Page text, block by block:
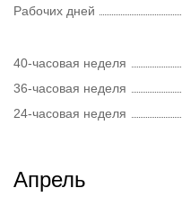
Рабочих дней
40-часовая неделя
36-часовая неделя
24-часовая неделя
Апрель